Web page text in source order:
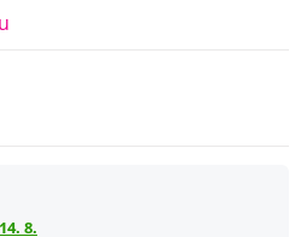
8.